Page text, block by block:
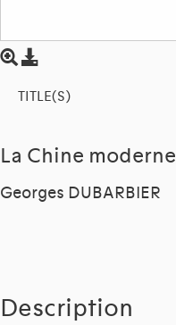
TITLE(S)
La Chine moderne
Georges DUBARBIER
Description